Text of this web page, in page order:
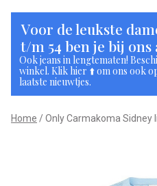
Only
Sidney
life
ss
Voor de leukste
t/m 54 ben je bij
Ook jeans in lengtematen!
winkel. Klik hier ⬆️ om ons ook
laatste nieuwtjes.
Home Only Carmakoma Sidney